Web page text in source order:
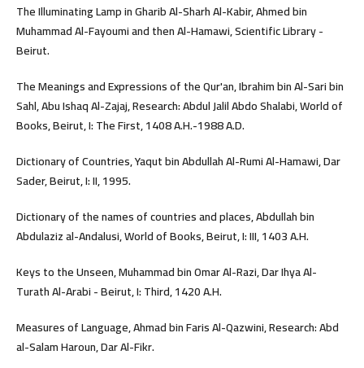
The Illuminating Lamp in Gharib Al-Sharh Al-Kabir, Ahmed bin
Muhammad Al-Fayoumi and then Al-Hamawi, Scientific Library -
Beirut.
The Meanings and Expressions of the Qur'an, Ibrahim bin Al-Sari bin
Sahl, Abu Ishaq Al-Zajaj, Research: Abdul Jalil Abdo Shalabi, World of
Books, Beirut, I: The First, 1408 A.H.-1988 A.D.
Dictionary of Countries, Yaqut bin Abdullah Al-Rumi Al-Hamawi, Dar
Sader, Beirut, I: II, 1995.
Dictionary of the names of countries and places, Abdullah bin
Abdulaziz al-Andalusi, World of Books, Beirut, I: III, 1403 A.H.
Keys to the Unseen, Muhammad bin Omar Al-Razi, Dar Ihya Al-
Turath Al-Arabi - Beirut, I: Third, 1420 A.H.
Measures of Language, Ahmad bin Faris Al-Qazwini, Research: Abd
al-Salam Haroun, Dar Al-Fikr.